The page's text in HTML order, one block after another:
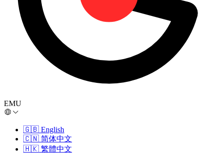
EMU
🇬🇧 English
🇨🇳 简体中文
🇭🇰 繁體中文